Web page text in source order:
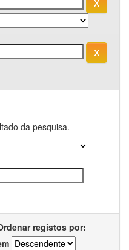
da pesquisa.
registos por: